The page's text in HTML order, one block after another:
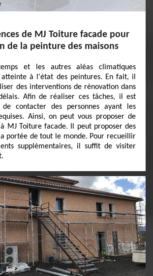
de MJ Toiture facade pour
de la peinture des maisons
et les autres aléas climatiques
à l'état des peintures. En fait, il
des interventions de rénovation dans
Afin de réaliser ces tâches, il est
de contacter des personnes ayant les
Ainsi, on peut vous proposer de
MJ Toiture facade. Il peut proposer des
portée de tout le monde. Pour recueillir
supplémentaires, il suffit de visiter